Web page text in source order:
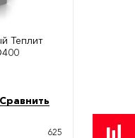
Теплит
Сравнить
625